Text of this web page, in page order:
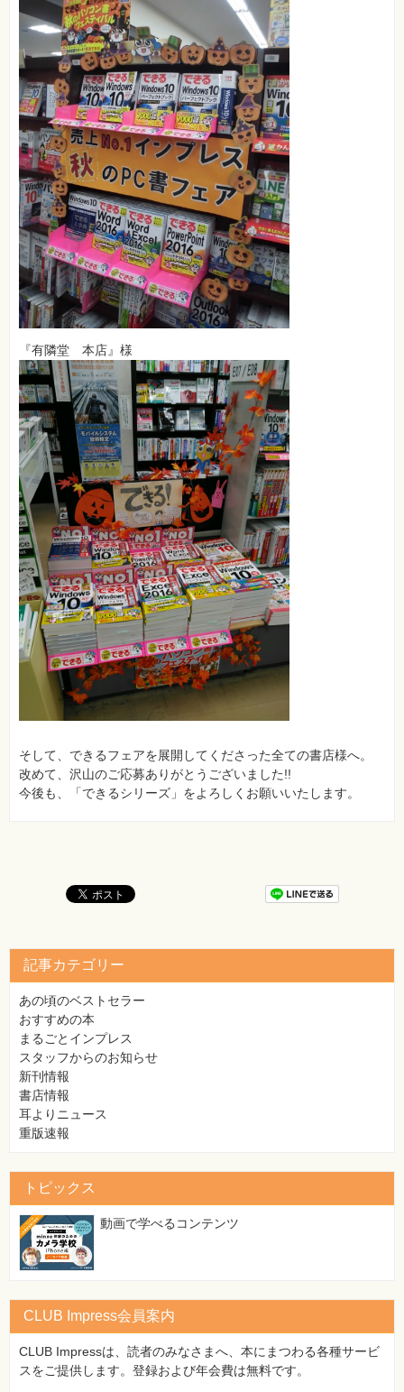
『有隣堂 本店』様
そして、できるフェアを展開してくださった全ての書店様へ。
改めて、沢山のご応募ありがとうございました!!
今後も、「できるシリーズ」をよろしくお願いいたします。
記事カテゴリー
あの頃のベストセラー
おすすめの本
まるごとインプレス
スタッフからのお知らせ
新刊情報
書店情報
耳よりニュース
重版速報
トピックス
動画で学べるコンテンツ
CLUB Impress会員案内
CLUB Impressは、読者のみなさまへ、本にまつわる各種サービ
スをご提供します。登録および年会費は無料です。